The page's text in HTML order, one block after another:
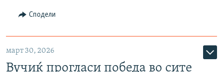
Сподели
март 30, 2026
Вучиќ прогласи победа во сите